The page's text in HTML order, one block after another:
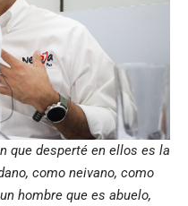
que desperté en ellos es la
como neivano, como
hombre que es abuelo,